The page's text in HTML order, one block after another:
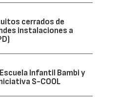
cerrados de
instalaciones a
Infantil Bambi y
S-COOL